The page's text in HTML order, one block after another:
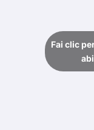
Fai clic